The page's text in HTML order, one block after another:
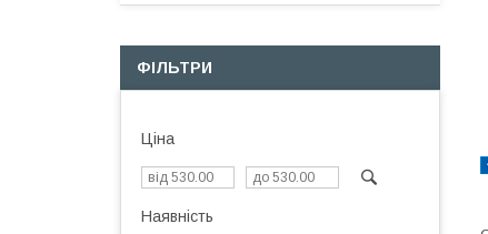
ФІЛЬТРИ
Ціна
Наявність